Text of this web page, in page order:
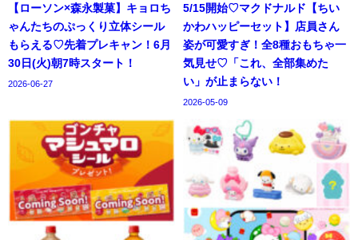
【ローソン×森永製菓】キョロち
ゃんたちのぷっくり立体シール
もらえる♡先着プレキャン！6月
30日(火)朝7時スタート！
2026-06-27
5/15開始♡マクドナルド【ちい
かわハッピーセット】店員さん
姿が可愛すぎ！全8種おもちゃ一
気見せ♡「これ、全部集めた
い」が止まらない！
2026-05-09